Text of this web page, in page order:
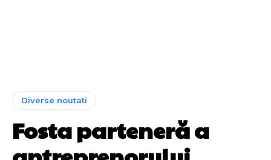
Diverse noutati
Fosta parteneră a